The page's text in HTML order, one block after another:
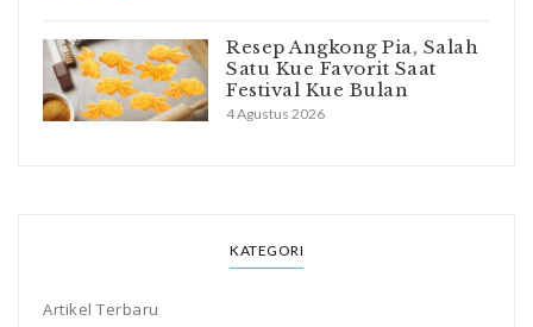
Resep Angkong Pia, Salah
Satu Kue Favorit Saat
Festival Kue Bulan
4 Agustus 2026
KATEGORI
Artikel Terbaru